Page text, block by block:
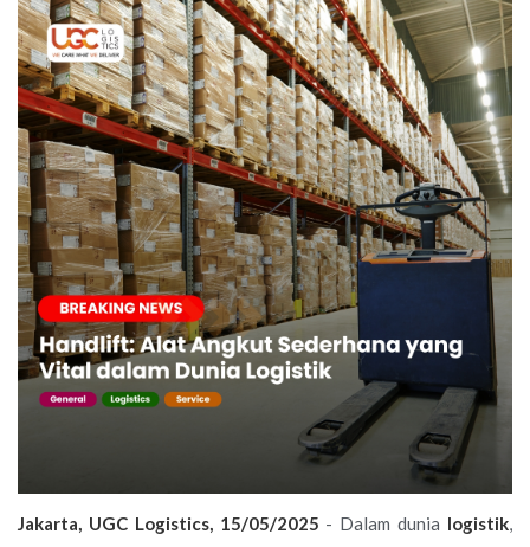
Jakarta, UGC Logistics, 15/05/2025 - Dalam dunia logistik,